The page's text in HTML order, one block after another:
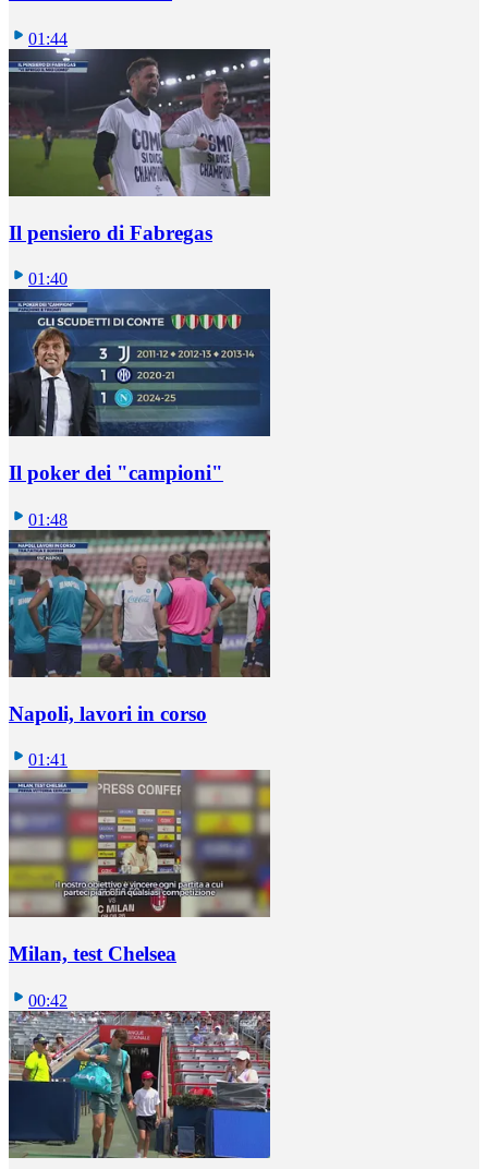
01:44
Il pensiero di Fabregas
01:40
Il poker dei "campioni"
01:48
Napoli, lavori in corso
01:41
Milan, test Chelsea
00:42